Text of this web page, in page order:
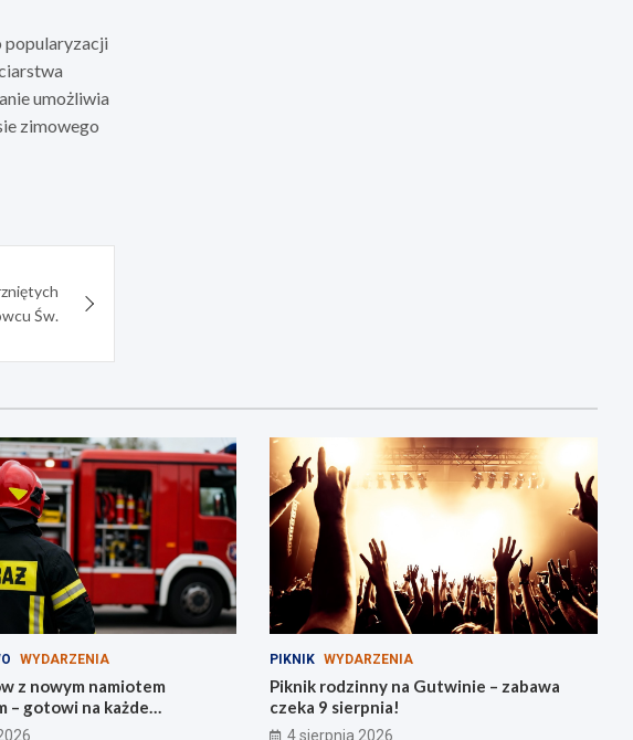
popularyzacji
umożliwia
zimowego
Św.
WYDARZENIA
z nowym namiotem
– gotowi na każde
PIKNIK WYDARZENIA
Piknik rodzinny na Gutwinie – zabawa
czeka 9 sierpnia!
4 sierpnia 2026